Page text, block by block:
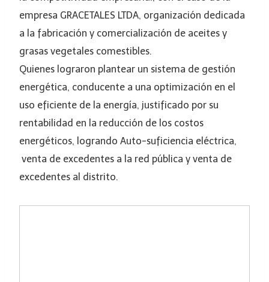
empresa GRACETALES LTDA, organización dedicada
a la fabricación y comercialización de aceites y
grasas vegetales comestibles.
Quienes lograron plantear un sistema de gestión
energética, conducente a una optimización en el
uso eficiente de la energía, justificado por su
rentabilidad en la reducción de los costos
energéticos, logrando Auto-suficiencia eléctrica,
venta de excedentes a la red pública y venta de
excedentes al distrito.